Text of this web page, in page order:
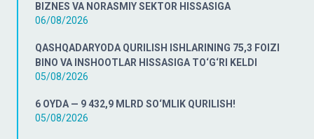
BIZNES VA NORASMIY SEKTOR HISSASIGA
06/08/2026
QASHQADARYODA QURILISH ISHLARINING 75,3 FOIZI
BINO VA INSHOOTLAR HISSASIGA TO‘G‘RI KELDI
05/08/2026
6 OYDA — 9 432,9 MLRD SO‘MLIK QURILISH!
05/08/2026